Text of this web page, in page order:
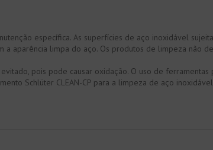
específica. As superfícies de aço inoxidável
a aparência limpa do aço. Os produtos de limpeza não
pois pode causar oxidação. O uso de
Schlüter CLEAN-CP para a limpeza de aço